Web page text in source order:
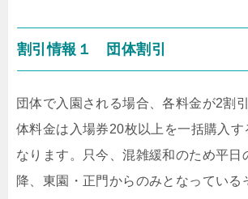
割引情報１ 団体割引
団体で入園される場合、各料金が2割
体料金は入場券20枚以上を一括購入す
なります。只今、混雑緩和のため平日
降、東園・正門からのみとなっ ている